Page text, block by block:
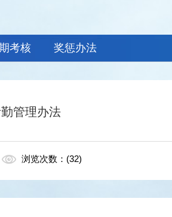
考核 奖惩办法
管理办法
浏览次数：(32)